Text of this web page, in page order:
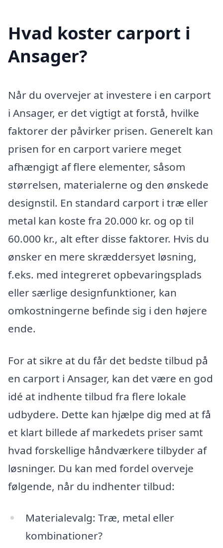
Hvad koster carport i
Ansager?
Når du overvejer at investere i en carport
i Ansager, er det vigtigt at forstå, hvilke
faktorer der påvirker prisen. Generelt kan
prisen for en carport variere meget
afhængigt af flere elementer, såsom
størrelsen, materialerne og den ønskede
designstil. En standard carport i træ eller
metal kan koste fra 20.000 kr. og op til
60.000 kr., alt efter disse faktorer. Hvis du
ønsker en mere skræddersyet løsning,
f.eks. med integreret opbevaringsplads
eller særlige designfunktioner, kan
omkostningerne befinde sig i den højere
ende.
For at sikre at du får det bedste tilbud på
en carport i Ansager, kan det være en god
idé at indhente tilbud fra flere lokale
udbydere. Dette kan hjælpe dig med at få
et klart billede af markedets priser samt
hvad forskellige håndværkere tilbyder af
løsninger. Du kan med fordel overveje
følgende, når du indhenter tilbud:
Materialevalg: Træ, metal eller
kombinationer?